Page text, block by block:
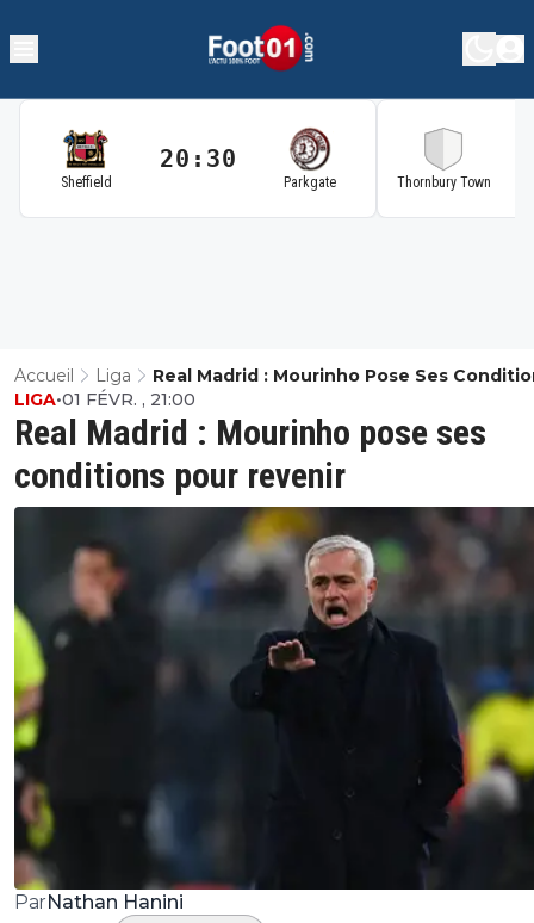
Sheffield
20:30
Parkgate Thornbury Town
Accueil Liga
Real Madrid : Mourinho Pose Ses
Pour Revenir
Real Madrid : Mourinho pose ses
conditions pour revenir
LIGA•01 FÉVR. , 21:00
ParNathan Hanini